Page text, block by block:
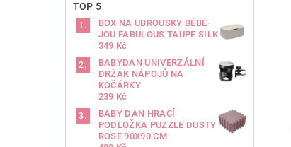
TOP 5
BOX NA UBROUSKY BÉBÉ-
JOU FABULOUS TAUPE SILK
349 Kč
BABYDAN UNIVERZÁLNÍ
DRŽÁK NÁPOJŮ NA
KOČÁRKY
239 Kč
BABY DAN HRACÍ
PODLOŽKA PUZZLE DUSTY
ROSE 90X90 CM